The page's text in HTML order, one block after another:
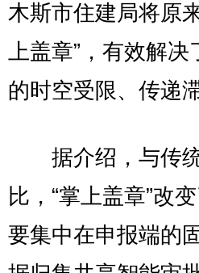
木斯市住建局将原
上盖章”，有效解
的时空受限、传递
据介绍，与传统
比，“掌上盖章”改
要集中在申报端的